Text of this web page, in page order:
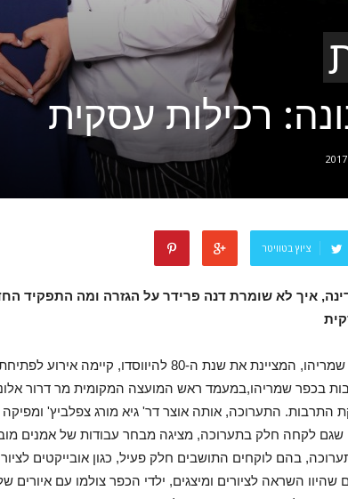
רכילות עסקית
ציוץ בטוויטר
איך לא שומרת דנה פרידר על הגזרה ומה התפקיד
המועצה המקומית כפר שמריהו, המציינת את שנת ה-80
בכפר שמריהו,במעמד ראש המועצה המקומית מר דרור אלוני,
התרבות. התערוכה, אותה אוצר דר' גיא מורג צפלביץ'
לקחה חלק בתערוכה, מציגה מבחר עבודות של אמנים
בהם לוקחים התושבים חלק פעיל, כגון אובייקטים
שהיוו השראה לציורים ומיצגים, ילדי הכפר צולמו עם איורים